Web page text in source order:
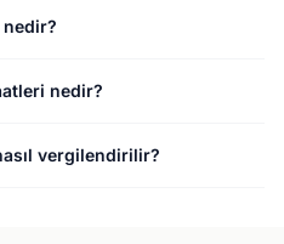
nedir?
vergilendirilir?